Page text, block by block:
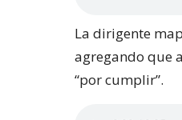
La dirigente
agregando que
“por cumplir”.